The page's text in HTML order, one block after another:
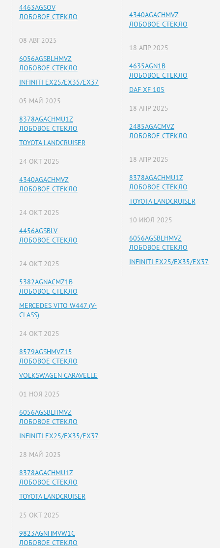
4463AGSOV
ЛОБОВОЕ СТЕКЛО
08 АВГ 2025
6056AGSBLHMVZ
ЛОБОВОЕ СТЕКЛО
INFINITI EX25/EX35/EX37
05 МАЙ 2025
8378AGACHMU1Z
ЛОБОВОЕ СТЕКЛО
TOYOTA LANDCRUISER
24 ОКТ 2025
4340AGACHMVZ
ЛОБОВОЕ СТЕКЛО
24 ОКТ 2025
4456AGSBLV
ЛОБОВОЕ СТЕКЛО
24 ОКТ 2025
5382AGNACMZ1B
ЛОБОВОЕ СТЕКЛО
MERCEDES VITO W447 (V-
CLASS)
24 ОКТ 2025
8579AGSHMVZ15
ЛОБОВОЕ СТЕКЛО
VOLKSWAGEN CARAVELLE
01 НОЯ 2025
6056AGSBLHMVZ
ЛОБОВОЕ СТЕКЛО
INFINITI EX25/EX35/EX37
28 МАЙ 2025
8378AGACHMU1Z
ЛОБОВОЕ СТЕКЛО
TOYOTA LANDCRUISER
25 ОКТ 2025
9823AGNHMVW1C
ЛОБОВОЕ СТЕКЛО
4340AGACHMVZ
ЛОБОВОЕ СТЕКЛО
18 АПР 2025
4635AGN1B
ЛОБОВОЕ СТЕКЛО
DAF XF 105
18 АПР 2025
2485AGACMVZ
ЛОБОВОЕ СТЕКЛО
18 АПР 2025
8378AGACHMU1Z
ЛОБОВОЕ СТЕКЛО
TOYOTA LANDCRUISER
10 ИЮЛ 2025
6056AGSBLHMVZ
ЛОБОВОЕ СТЕКЛО
INFINITI EX25/EX35/EX37